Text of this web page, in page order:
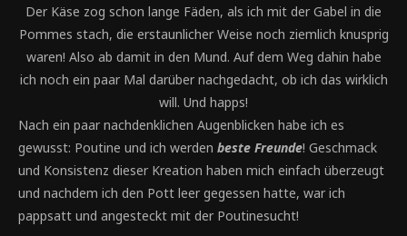
Der Käse zog schon lange Fäden, als ich mit der Gabel in die
Pommes stach, die erstaunlicher Weise noch ziemlich knusprig
waren! Also ab damit in den Mund. Auf dem Weg dahin habe
ich noch ein paar Mal darüber nachgedacht, ob ich das wirklich
will. Und happs!
Nach ein paar nachdenklichen Augenblicken habe ich es
gewusst: Poutine und ich werden beste Freunde! Geschmack
und Konsistenz dieser Kreation haben mich einfach überzeugt
und nachdem ich den Pott leer gegessen hatte, war ich
pappsatt und angesteckt mit der Poutinesucht!